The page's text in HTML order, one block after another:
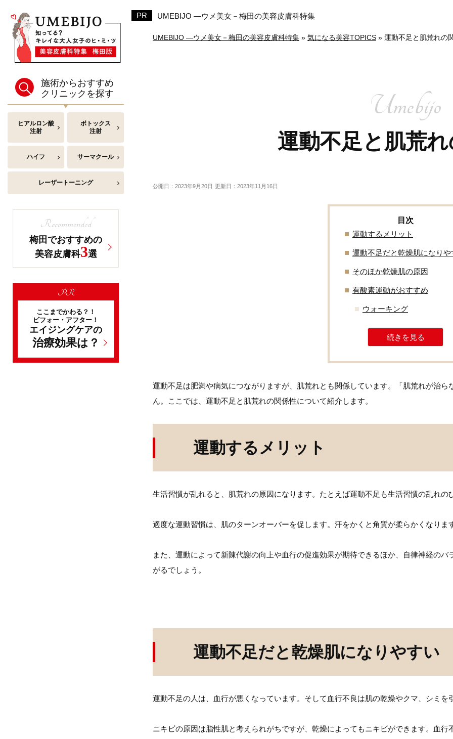
施術からおすすめ
クリニックを探す
ヒアルロン酸
注射
ボトックス
注射
ハイフ サーマクール
レーザートーニング
Recommended
梅田でおすすめの
美容皮膚科3選
PR
ここまでかわる？！
ビフォー・アフター！
エイジングケアの
治療効果は？
UMEBIJO ―ウメ美女－梅田の美容皮膚科特集
UMEBIJO ―ウメ美女－梅田の美容皮膚科特集 » 気になる美容TOPICS » 運動不足と肌荒れの
運動不足と肌荒
公開日：2023年9月20日 更新日：2023年11月16日
運動するメリット
運動不足だと乾燥肌になりや
そのほか乾燥肌の原因
有酸素運動がおすすめ
ウォーキング
続きを見る
運動不足は肥満や病気につながりますが、肌荒れとも関係しています。「肌荒れが治
ん。ここでは、運動不足と肌荒れの関係性について紹介します。
運動するメリット
生活習慣が乱れると、肌荒れの原因になります。たとえば運動不足も生活習慣の乱れの
適度な運動習慣は、肌のターンオーバーを促します。汗をかくと角質が柔らかくなり
また、運動によって新陳代謝の向上や血行の促進効果が期待できるほか、自律神経の
がるでしょう。
運動不足だと乾燥肌になりやすい
運動不足の人は、血行が悪くなっています。そして血行不良は肌の乾燥やクマ、シミを
ニキビの原因は脂性肌と考えられがちですが、乾燥によってもニキビができます。血